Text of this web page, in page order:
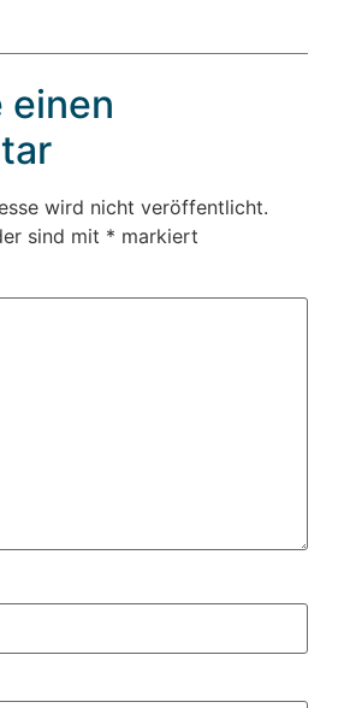
einen
wird nicht veröffentlicht.
sind mit * markiert